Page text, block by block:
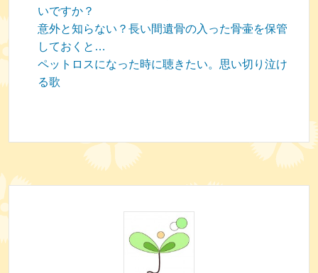
いですか？
意外と知らない？長い間遺骨の入った骨壷を保管
しておくと…
ペットロスになった時に聴きたい。思い切り泣け
る歌